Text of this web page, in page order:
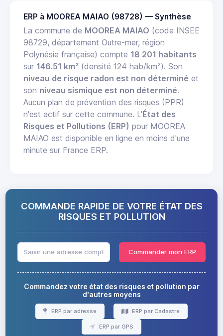
ERP à MOOREA MAIAO (98728) — Synthèse
La commune de MOOREA MAIAO (code INSEE
98729, département Outre-mer, région
Polynésie française) compte 18 201 habitants
sur 146.51 km² (densité 124 hab/km²). Son
niveau de risque radon est non déterminé et
son niveau sismique est non déterminé.
Aucun plan de prévention des risques (PPR)
n'est actif sur cette commune. L'État des
Risques et Pollutions (ERP) pour MOOREA
MAIAO est disponible en ligne en moins d'une
minute sur France ERP.
COMMANDE RAPIDE DE VOTRE ÉTAT DES
RISQUES ET POLLUTION
Commander mon ERP
Commandez votre état des risques et pollution par
d'autres moyens
ERP par adresse ERP par Cadastre
ERP par GPS